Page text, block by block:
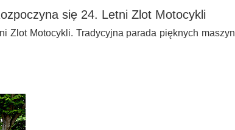
się 24. Letni Zlot Motocykli
Zlot Motocykli. Tradycyjna parada pięknych maszyn